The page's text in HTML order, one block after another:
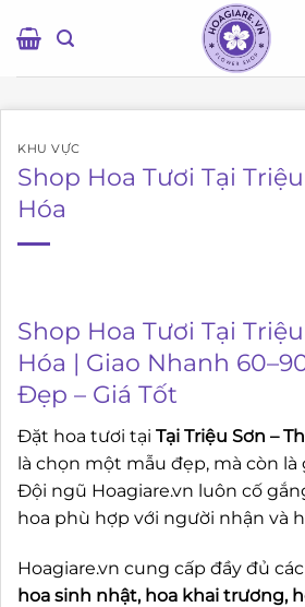
qua
KHU VỰC
Shop Hoa Tươi Tại
Hóa
Shop Hoa Tươi Tại
Hóa | Giao Nhanh
Đẹp – Giá Tốt
Đặt hoa tươi tại Tại Triệu Sơn –
là chọn một mẫu đẹp, mà còn
Đội ngũ Hoagiare.vn luôn cố
hoa phù hợp với người nhận và
Hoagiare.vn cung cấp đầy đủ
hoa sinh nhật, hoa khai trương,